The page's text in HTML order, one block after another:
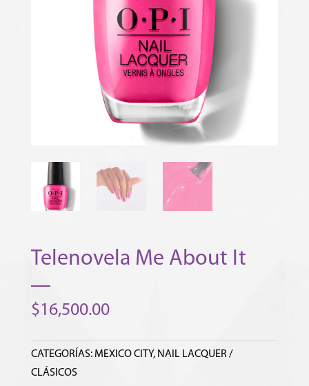
Telenovela Me About It
$16,500.00
CATEGORÍAS: MEXICO CITY, NAIL LACQUER /
CLÁSICOS